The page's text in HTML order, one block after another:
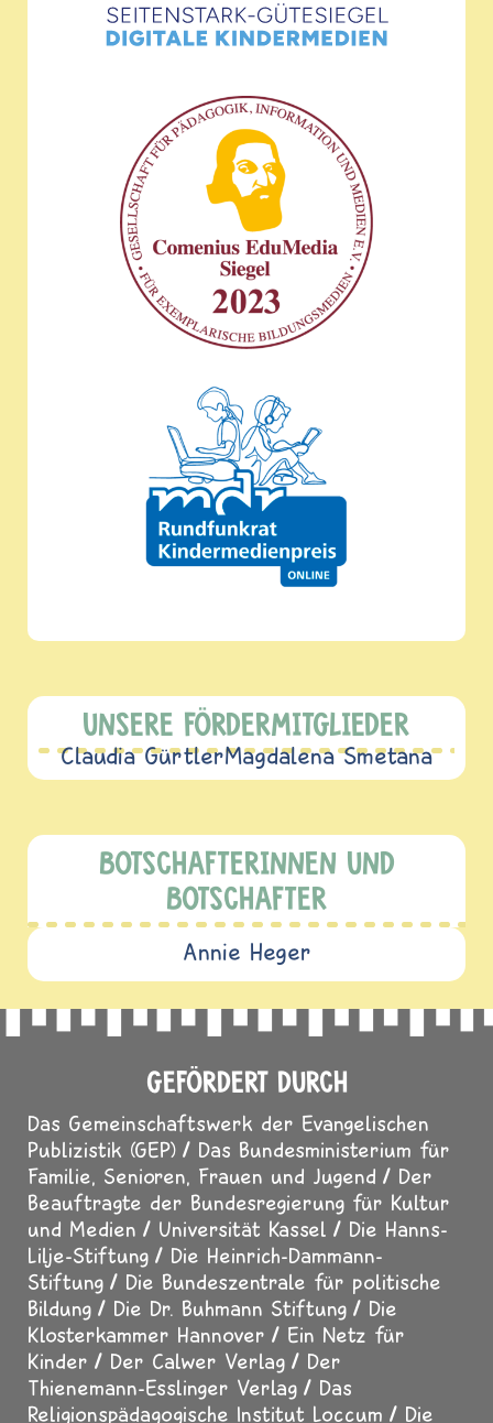
UNSERE FÖRDERMITGLIEDER
Claudia GürtlerMagdalena Smetana
BOTSCHAFTERINNEN UND
BOTSCHAFTER
Annie Heger
GEFÖRDERT DURCH
Das Gemeinschaftswerk der Evangelischen
Publizistik (GEP)
Das Bundesministerium für
Familie, Senioren, Frauen und Jugend
Der
Beauftragte der Bundesregierung für Kultur
und Medien
Universität Kassel
Die Hanns-
Lilje-Stiftung
Die Heinrich-Dammann-
Stiftung
Die Bundeszentrale für politische
Bildung
Die Dr. Buhmann Stiftung
Die
Klosterkammer Hannover
Ein Netz für
Kinder
Der Calwer Verlag
Der
Thienemann-Esslinger Verlag
Das
Religionspädagogische Institut Loccum
Die